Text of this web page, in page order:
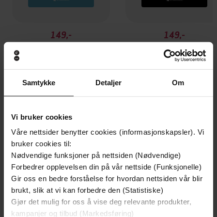
Samtykke Detaljer Om
Vi bruker cookies
Våre nettsider benytter cookies (informasjonskapsler). Vi
bruker cookies til:
Nødvendige funksjoner på nettsiden (Nødvendige)
Forbedrer opplevelsen din på vår nettside (Funksjonelle)
Gir oss en bedre forståelse for hvordan nettsiden vår blir
brukt, slik at vi kan forbedre den (Statistiske)
Gjør det mulig for oss å vise deg relevante produkter,
kampanjer og tilbud (Markedsføring)
149,-
EBOK
149,-
Frihetens øyeblikk
Jens Bjørneboe
EBOK
Andre har også kjøpt